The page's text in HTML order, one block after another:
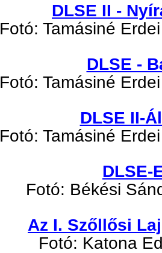
DLSE II -
Fotó: Tamásiné
DLSE -
Fotó: Tamásiné
DLSE II-
Fotó: Tamásiné
DLSE-
Fotó: Békési
Az I. Szőllősi
Fotó: Katona